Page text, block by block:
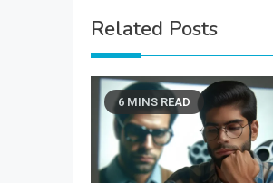
Related Posts
6 MINS READ